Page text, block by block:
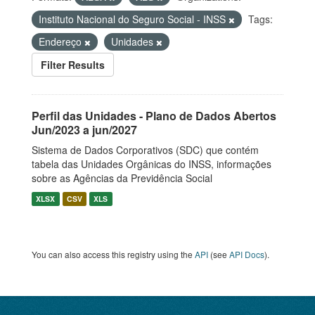
Instituto Nacional do Seguro Social - INSS
Tags:
Endereço
Unidades
Filter Results
Perfil das Unidades - Plano de Dados Abertos
Jun/2023 a jun/2027
Sistema de Dados Corporativos (SDC) que contém
tabela das Unidades Orgânicas do INSS, informações
sobre as Agências da Previdência Social
XLSX CSV XLS
You can also access this registry using the API (see API Docs).